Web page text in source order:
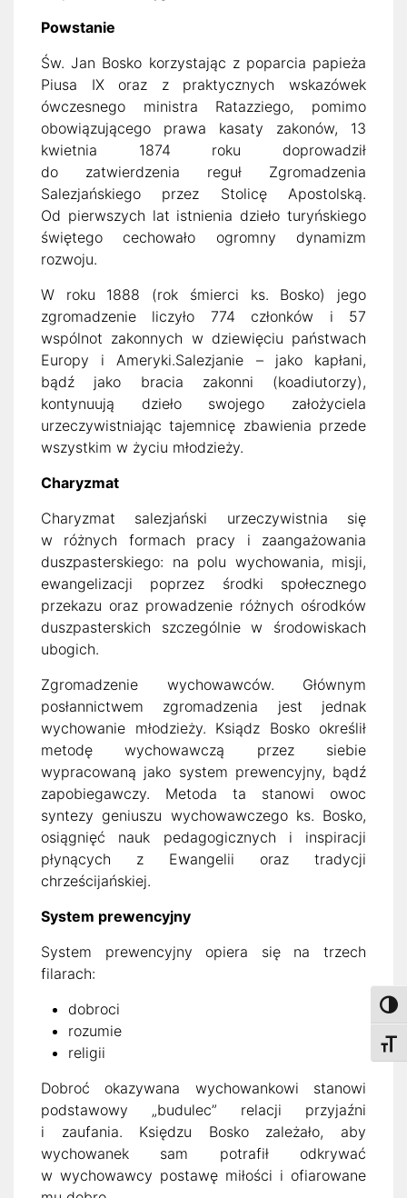
Powstanie
Św. Jan Bosko korzystając z poparcia papieża
Piusa IX oraz z praktycznych wskazówek
ówczesnego ministra Ratazziego, pomimo
obowiązującego prawa kasaty zakonów, 13
kwietnia 1874 roku doprowadził
do zatwierdzenia reguł Zgromadzenia
Salezjańskiego przez Stolicę Apostolską.
Od pierwszych lat istnienia dzieło turyńskiego
świętego cechowało ogromny dynamizm
rozwoju.
W roku 1888 (rok śmierci ks. Bosko) jego
zgromadzenie liczyło 774 członków i 57
wspólnot zakonnych w dziewięciu państwach
Europy i Ameryki.Salezjanie – jako kapłani,
bądź jako bracia zakonni (koadiutorzy),
kontynuują dzieło swojego założyciela
urzeczywistniając tajemnicę zbawienia przede
wszystkim w życiu młodzieży.
Charyzmat
Charyzmat salezjański urzeczywistnia się
w różnych formach pracy i zaangażowania
duszpasterskiego: na polu wychowania, misji,
ewangelizacji poprzez środki społecznego
przekazu oraz prowadzenie różnych ośrodków
duszpasterskich szczególnie w środowiskach
ubogich.
Zgromadzenie wychowawców. Głównym
posłannictwem zgromadzenia jest jednak
wychowanie młodzieży. Ksiądz Bosko określił
metodę wychowawczą przez siebie
wypracowaną jako system prewencyjny, bądź
zapobiegawczy. Metoda ta stanowi owoc
syntezy geniuszu wychowawczego ks. Bosko,
osiągnięć nauk pedagogicznych i inspiracji
płynących z Ewangelii oraz tradycji
chrześcijańskiej.
System prewencyjny
System prewencyjny opiera się na trzech
filarach:
dobroci
rozumie
religii
Dobroć okazywana wychowankowi stanowi
podstawowy „budulec” relacji przyjaźni
i zaufania. Księdzu Bosko zależało, aby
wychowanek sam potrafił odkrywać
w wychowawcy postawę miłości i ofiarowane